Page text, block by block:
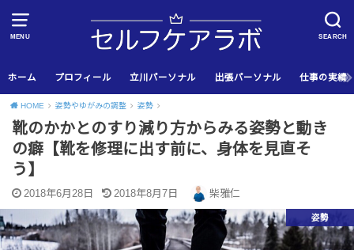
MENU SEARCH
ホーム プロフィール 立川パーソナル 出張パーソナル 仕事の実績
HOME 姿勢やゆがみの調整 姿勢
靴のかかとのすり減り方からみる姿勢と動き
の癖【靴を修理に出す前に、身体を見直そ
う】
2018年6月28日 2018年8月7日 柴雅仁
姿勢